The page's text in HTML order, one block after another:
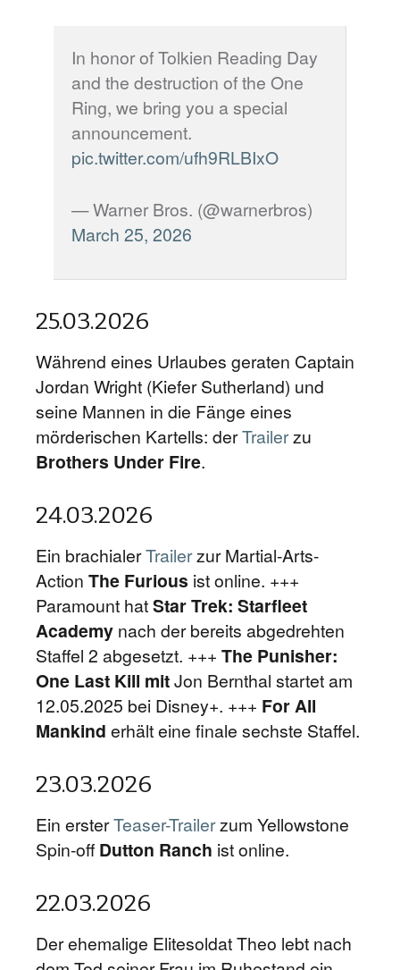
In honor of Tolkien Reading Day
and the destruction of the One
Ring, we bring you a special
announcement.
pic.twitter.com/ufh9RLBIxO
— Warner Bros. (@warnerbros)
March 25, 2026
25.03.2026
Während eines Urlaubes geraten Captain
Jordan Wright (Kiefer Sutherland) und
seine Mannen in die Fänge eines
mörderischen Kartells: derTrailerzu
Brothers Under Fire.
24.03.2026
Ein brachialerTrailerzur Martial-Arts-
Action The Furious ist online. +++
Paramount hatStar Trek: Starfleet
Academy nach der bereits abgedrehten
Staffel 2 abgesetzt. +++ The Punisher:
One Last Kill mitJon Bernthal startet am
12.05.2025 bei Disney+. +++ For All
Mankind erhält eine finale sechste Staffel.
23.03.2026
Ein ersterTeaser-Trailerzum Yellowstone
Spin-off Dutton Ranch ist online.
22.03.2026
Der ehemalige Elitesoldat Theo lebt nach